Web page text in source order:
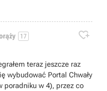
17 
teraz jeszcze raz
wybudować Portal Chwały
poradniku w 4), przez co